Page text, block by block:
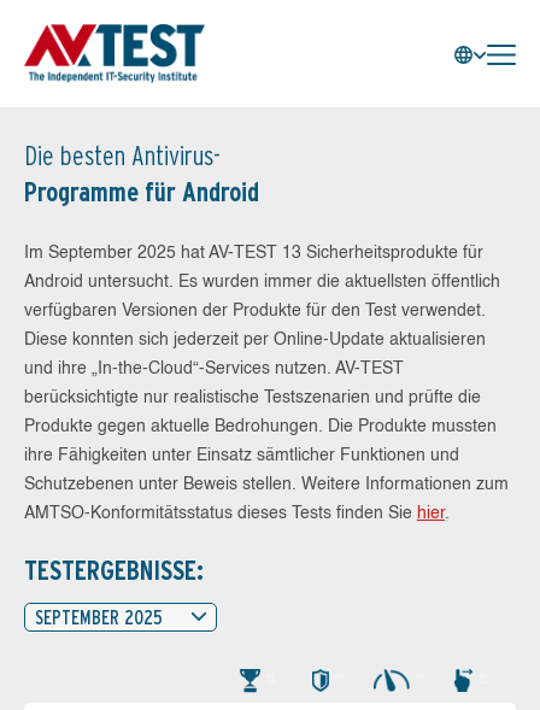
Die besten Antivirus-
Programme für Android
Im September 2025 hat AV-TEST 13 Sicherheitsprodukte für
Android untersucht. Es wurden immer die aktuellsten öffentlich
verfügbaren Versionen der Produkte für den Test verwendet.
Diese konnten sich jederzeit per Online-Update aktualisieren
und ihre „In-the-Cloud“-Services nutzen. AV-TEST
berücksichtigte nur realistische Testszenarien und prüfte die
Produkte gegen aktuelle Bedrohungen. Die Produkte mussten
ihre Fähigkeiten unter Einsatz sämtlicher Funktionen und
Schutzebenen unter Beweis stellen. Weitere Informationen zum
AMTSO-Konformitätsstatus dieses Tests finden Sie hier.
TESTERGEBNISSE:
SEPTEMBER 2025